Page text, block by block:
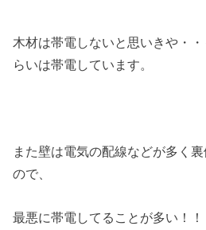
木材は帯電しないと思いきや・
らいは帯電しています。
また壁は電気の配線などが多く
ので、
最悪に帯電してることが多い！！